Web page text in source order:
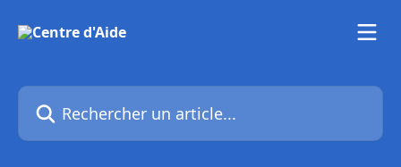
Rechercher un article...